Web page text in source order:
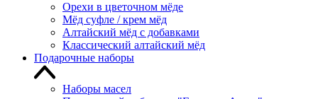
Орехи в цветочном мёде
Мёд суфле / крем мёд
Алтайский мёд с добавками
Классический алтайский мёд
Подарочные наборы
Наборы масел